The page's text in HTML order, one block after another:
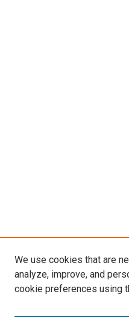
We use cookies that are
analyze, improve, and
cookie preferences using